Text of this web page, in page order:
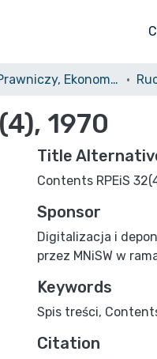
Ruch Prawniczy, Ekonomiczny i Socjologiczny
1970
Title
Contents RPEiS
Sponsor
Digitalizacja i
przez MNiSW w
Keywords
Spis treści,
Citation